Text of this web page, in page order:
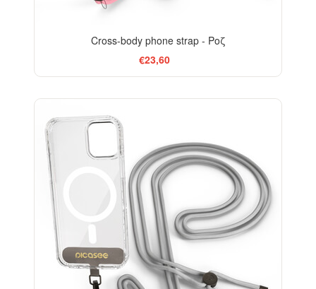
Cross-body phone strap - Ροζ
€23,60